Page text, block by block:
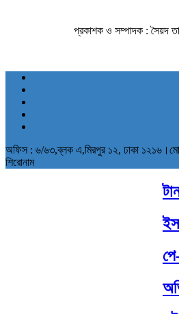
প্রকাশক ও সম্পাদক : সৈয়দ
অফিস : ৬/৬৩,ব্লক এ,মিরপুর ১২, ঢাকা
শিরোনাম